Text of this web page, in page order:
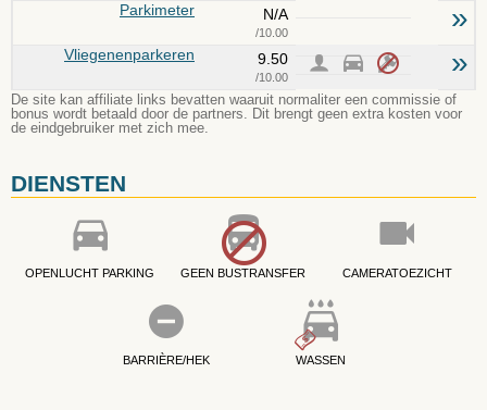
Parkimeter N/A
/10.00 »
Vliegenenparkeren 9.50
/10.00 »
De site kan affiliate links bevatten waaruit normaliter een commissie of
bonus wordt betaald door de partners. Dit brengt geen extra kosten voor
de eindgebruiker met zich mee.
DIENSTEN
OPENLUCHT PARKING GEEN BUSTRANSFER CAMERATOEZICHT
BARRIÈRE/HEK WASSEN